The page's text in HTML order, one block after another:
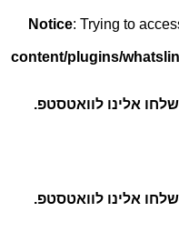
Notice: Trying to
content/plugins/
אלינו לוואטסטפ.
אלינו לוואטסטפ.